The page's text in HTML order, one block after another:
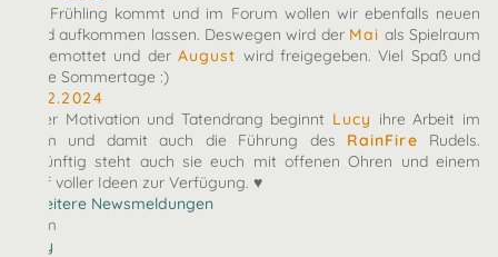
Der Frühling kommt und im Forum wollen wir ebenfalls neuen
Wind aufkommen lassen. Deswegen wird der Mai als Spielraum
eingemottet und derAugust wird freigegeben. Viel Spaß und
heiße Sommertage :)
07.12.2024
Voller Motivation und Tatendrang beginnt Lucy ihre Arbeit im
Team und damit auch die Führung des RainFire Rudels.
Zukünftig steht auch sie euch mit offenen Ohren und einem
Kopf voller Ideen zur Verfügung. ♥
» Weitere Newsmeldungen
Team
arby